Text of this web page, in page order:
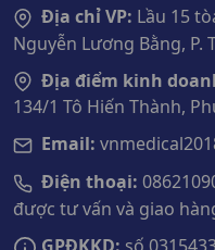
Địa chỉ VP: Lầu 15
Nguyễn Lương Bằng, P.
Địa điểm kinh
134/1 Tô Hiến Thành,
Email:
Điện thoại:
được tư vấn và giao